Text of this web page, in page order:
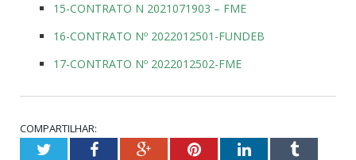
15-CONTRATO N 2021071903 – FME
16-CONTRATO Nº 2022012501-FUNDEB
17-CONTRATO Nº 2022012502-FME
COMPARTILHAR:
TwitterFacebookGoogle+PinterestLinkedInTumblr